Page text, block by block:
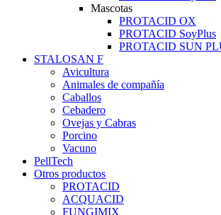
Mascotas
PROTACID OX
PROTACID SoyPlus
PROTACID SUN
STALOSAN F
Avicultura
Animales de compañía
Caballos
Cebadero
Ovejas y Cabras
Porcino
Vacuno
PellTech
Otros productos
PROTACID
ACQUACID
FUNGIMIX